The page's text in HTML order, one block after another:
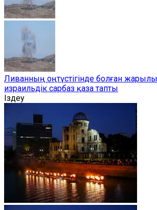
Ливанның оңтүстігінде болған
израильдік сарбаз қаза тапты
Іздеу